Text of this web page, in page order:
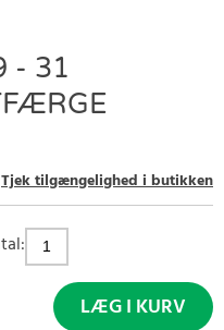
- 31
Tjek tilgængelighed i butikken
LÆG I KURV